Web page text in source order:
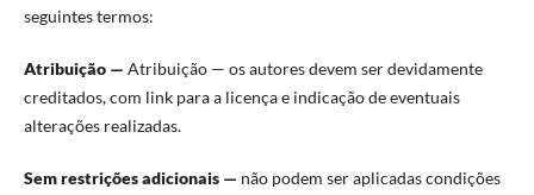
seguintes termos:
Atribuição — Atribuição — os autores devem ser devidamente
creditados, com link para a licença e indicação de eventuais
alterações realizadas.
Sem restrições adicionais — não podem ser aplicadas condições